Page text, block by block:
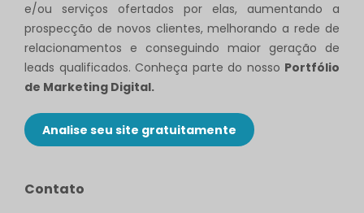
e/ou serviços ofertados por elas, aumentando a
prospecção de novos clientes, melhorando a rede de
relacionamentos e conseguindo maior geração de
leads qualificados. Conheça parte do nosso Portfólio
de Marketing Digital.
Analise seu site gratuitamente
Contato